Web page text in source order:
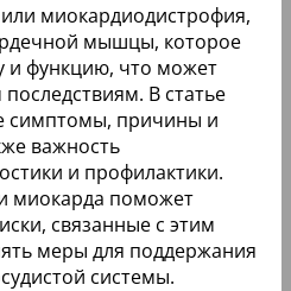
миокардиодистрофия,
мышцы, которое
и функцию, что может
В статье
симптомы, причины и
важность
и профилактики.
миокарда поможет
связанные с этим
меры для поддержания
системы.